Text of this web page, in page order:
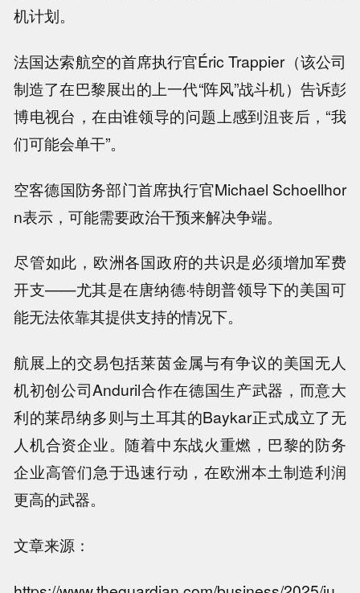
机计划。
法国达索航空的首席执行官Éric Trappier（该公司
制造了在巴黎展出的上一代“阵风”战斗机）告诉彭
博电视台，在由谁领导的问题上感到沮丧后，“我
们可能会单干”。
空客德国防务部门首席执行官Michael Schoellhor
n表示，可能需要政治干预来解决争端。
尽管如此，欧洲各国政府的共识是必须增加军费
开支——尤其是在唐纳德·特朗普领导下的美国可
能无法依靠其提供支持的情况下。
航展上的交易包括莱茵金属与有争议的美国无人
机初创公司Anduril合作在德国生产武器，而意大
利的莱昂纳多则与土耳其的Baykar正式成立了无
人机合资企业。随着中东战火重燃，巴黎的防务
企业高管们急于迅速行动，在欧洲本土制造利润
更高的武器。
文章来源：